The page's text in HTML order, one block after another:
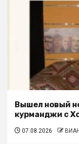
Вышел новый
курманджи с
07.08.2026 ВИАН